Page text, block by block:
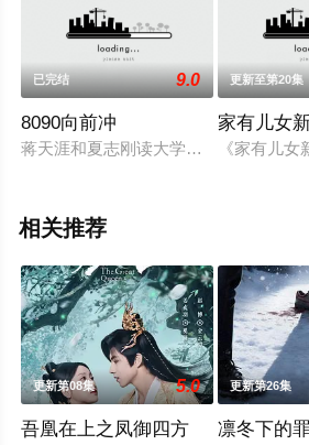
已完结 9.0
8090向前冲
蒋天涯和夏志刚读大学时是最好的朋
更新至第20集
家有儿女
《家有儿
相关推荐
更新第08集 5.0
吾凰在上之凤御四方
更新第26集
凛冬下的